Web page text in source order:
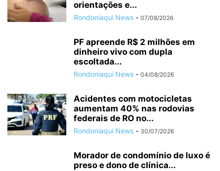
orientações e...
Rondoniaqui News - 07/08/2026
PF apreende R$ 2 milhões em
dinheiro vivo com dupla
escoltada...
Rondoniaqui News - 04/08/2026
Acidentes com motocicletas
aumentam 40% nas rodovias
federais de RO no...
Rondoniaqui News - 30/07/2026
Morador de condomínio de luxo é
preso e dono de clínica...